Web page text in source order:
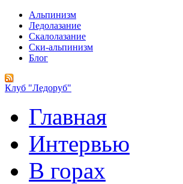
Альпинизм
Ледолазание
Скалолазание
Ски-альпинизм
Блог
Клуб "Ледоруб"
Главная
Интервью
В горах